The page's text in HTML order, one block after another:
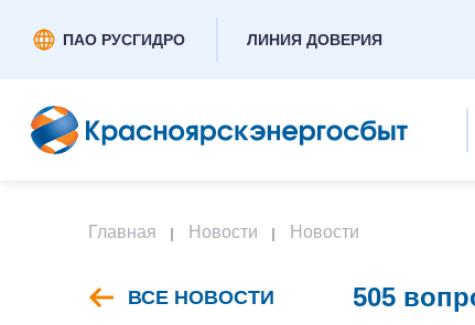
ПАО РУСГИДРО ЛИНИЯ ДОВЕРИЯ
Главная Новости Новости
ВСЕ НОВОСТИ 505